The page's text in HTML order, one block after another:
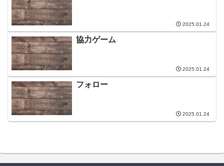
2025.01.24
協力ゲーム
2025.01.24
フォロー
2025.01.24